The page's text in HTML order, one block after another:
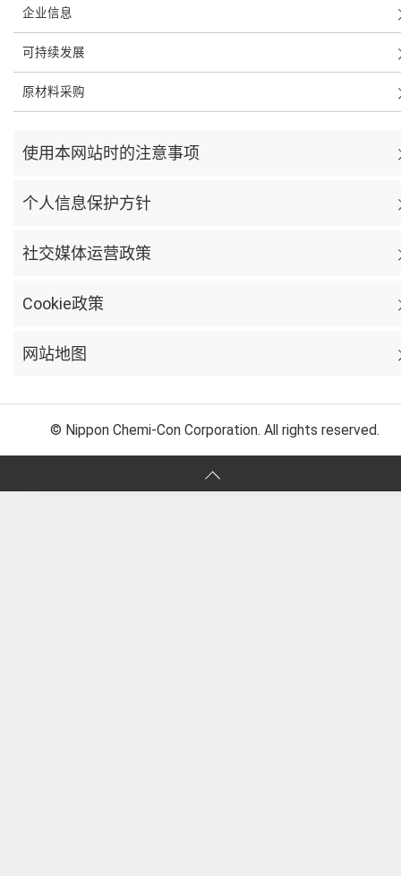
企业信息
可持续发展
原材料采购
使用本网站时的注意事项
个人信息保护方针
社交媒体运营政策
Cookie政策
网站地图
© Nippon Chemi-Con Corporation. All rights reserved.